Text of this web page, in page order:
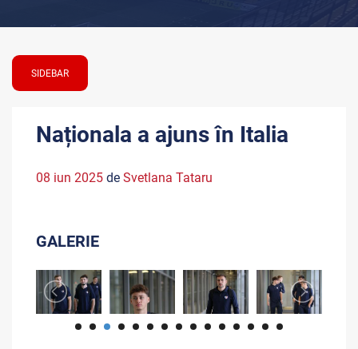
SIDEBAR
Naționala a ajuns în Italia
08 iun 2025 de Svetlana Tataru
GALERIE